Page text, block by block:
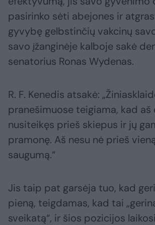
pasirinko sėti abejones ir
gyvybę gelbstinčių vakcinų
savo įžanginėje kalboje sakė
senatorius Ronas Wydenas.
R. F. Kenedis atsakė:
pranešimuose teigiama, kad aš
nusiteikęs prieš skiepus ir jų
pramonę. Aš nesu nė prieš
saugumą.“
Jis taip pat garsėja tuo, kad
pieną, teigdamas, kad tai
sveikatą“, ir šios pozicijos